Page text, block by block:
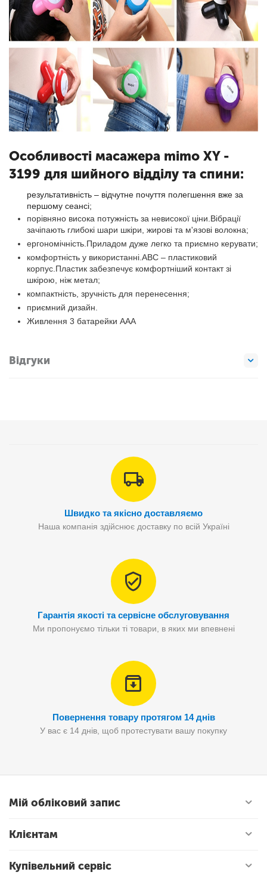
Особливості масажера mimo XY -
3199 для шийного відділу та спини:
результативність – відчутне почуття полегшення вже за
першому сеансі;
порівняно висока потужність за невисокої ціни.Вібрації
зачіпають глибокі шари шкіри, жирові та м'язові волокна;
ергономічність.Приладом дуже легко та приємно керувати;
комфортність у використанні.АВС – пластиковий
корпус.Пластик забезпечує комфортніший контакт зі
шкірою, ніж метал;
компактність, зручність для перенесення;
приємний дизайн.
Живлення 3 батарейки AAA
Відгуки
Швидко та якісно доставляємо
Наша компанія здійснює доставку по всій Україні
Гарантія якості та сервісне обслуговування
Ми пропонуємо тільки ті товари, в яких ми впевнені
Повернення товару протягом 14 днів
У вас є 14 днів, щоб протестувати вашу покупку
Мій обліковий запис
Клієнтам
Купівельний сервіс